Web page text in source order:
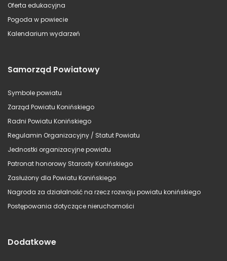
Oferta edukacyjna
Pogoda w powiecie
Kalendarium wydarzeń
Samorząd Powiatowy
Symbole powiatu
Zarząd Powiatu Konińskiego
Radni Powiatu Konińskiego
Regulamin Organizacyjny / Statut Powiatu
Jednostki organizacyjne powiatu
Patronat honorowy Starosty Konińskiego
Zasłużony dla Powiatu Konińskiego
Nagroda za działalność na rzecz rozwoju powiatu konińskiego
Postępowania dotyczące nieruchomości
Dodatkowe